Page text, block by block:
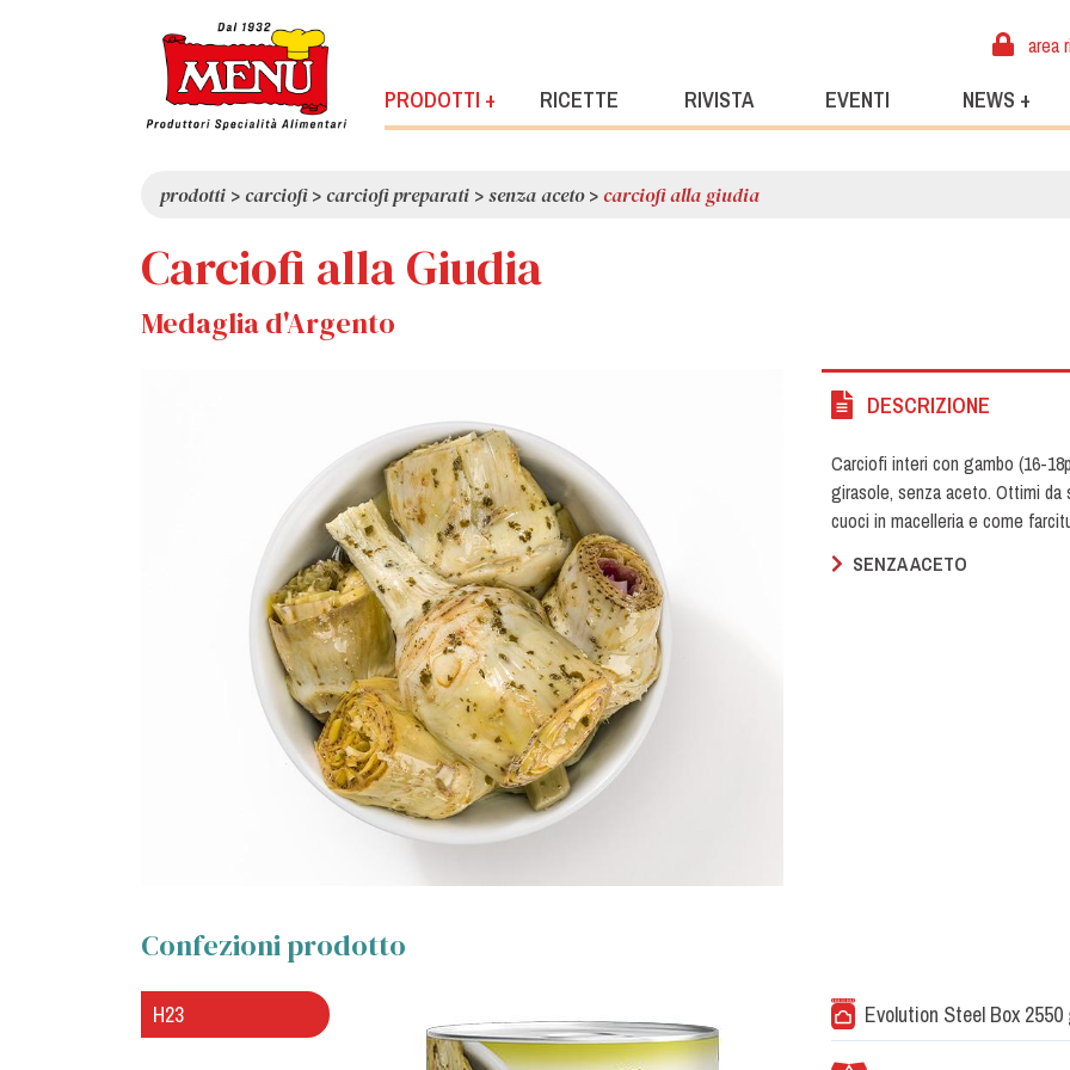
area
PRODOTTI + RICETTE RIVISTA EVENTI NEWS +
prodotti >carciofi>carciofi preparati >senza aceto>carciofi alla giudia
Carciofi alla Giudia
Medaglia d'Argento
DESCRIZIONE
Carciofi interi con gambo (16-
girasole, senza aceto. Ottimi
cuoci in macelleria e come
SENZA ACETO
Confezioni prodotto
H23 Evolution Steel Box 2550